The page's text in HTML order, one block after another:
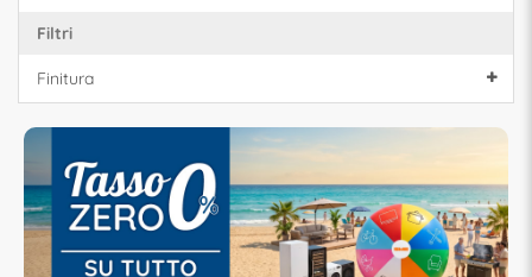
Filtri
Finitura